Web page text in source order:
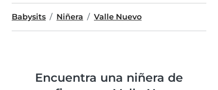
Babysits Niñera Valle Nuevo
Encuentra una niñera de